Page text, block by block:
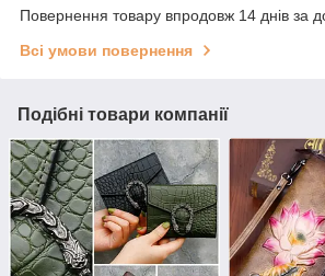
Повернення товару впродовж 14 днів за
Всі умови повернення
Подібні товари компанії